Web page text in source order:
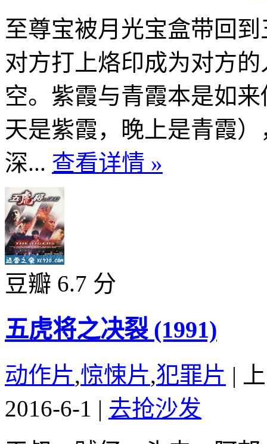
至尊宝被月光宝盒带回
对方打上烙印成为对方
空。紫霞与青霞本是如
天是紫霞，晚上是青霞
深... 查看详情 »
豆瓣 6.7 分
五虎将之决裂 (1991)
动作片,惊悚片,犯罪片 |
2016-6-1 | 去抢沙发